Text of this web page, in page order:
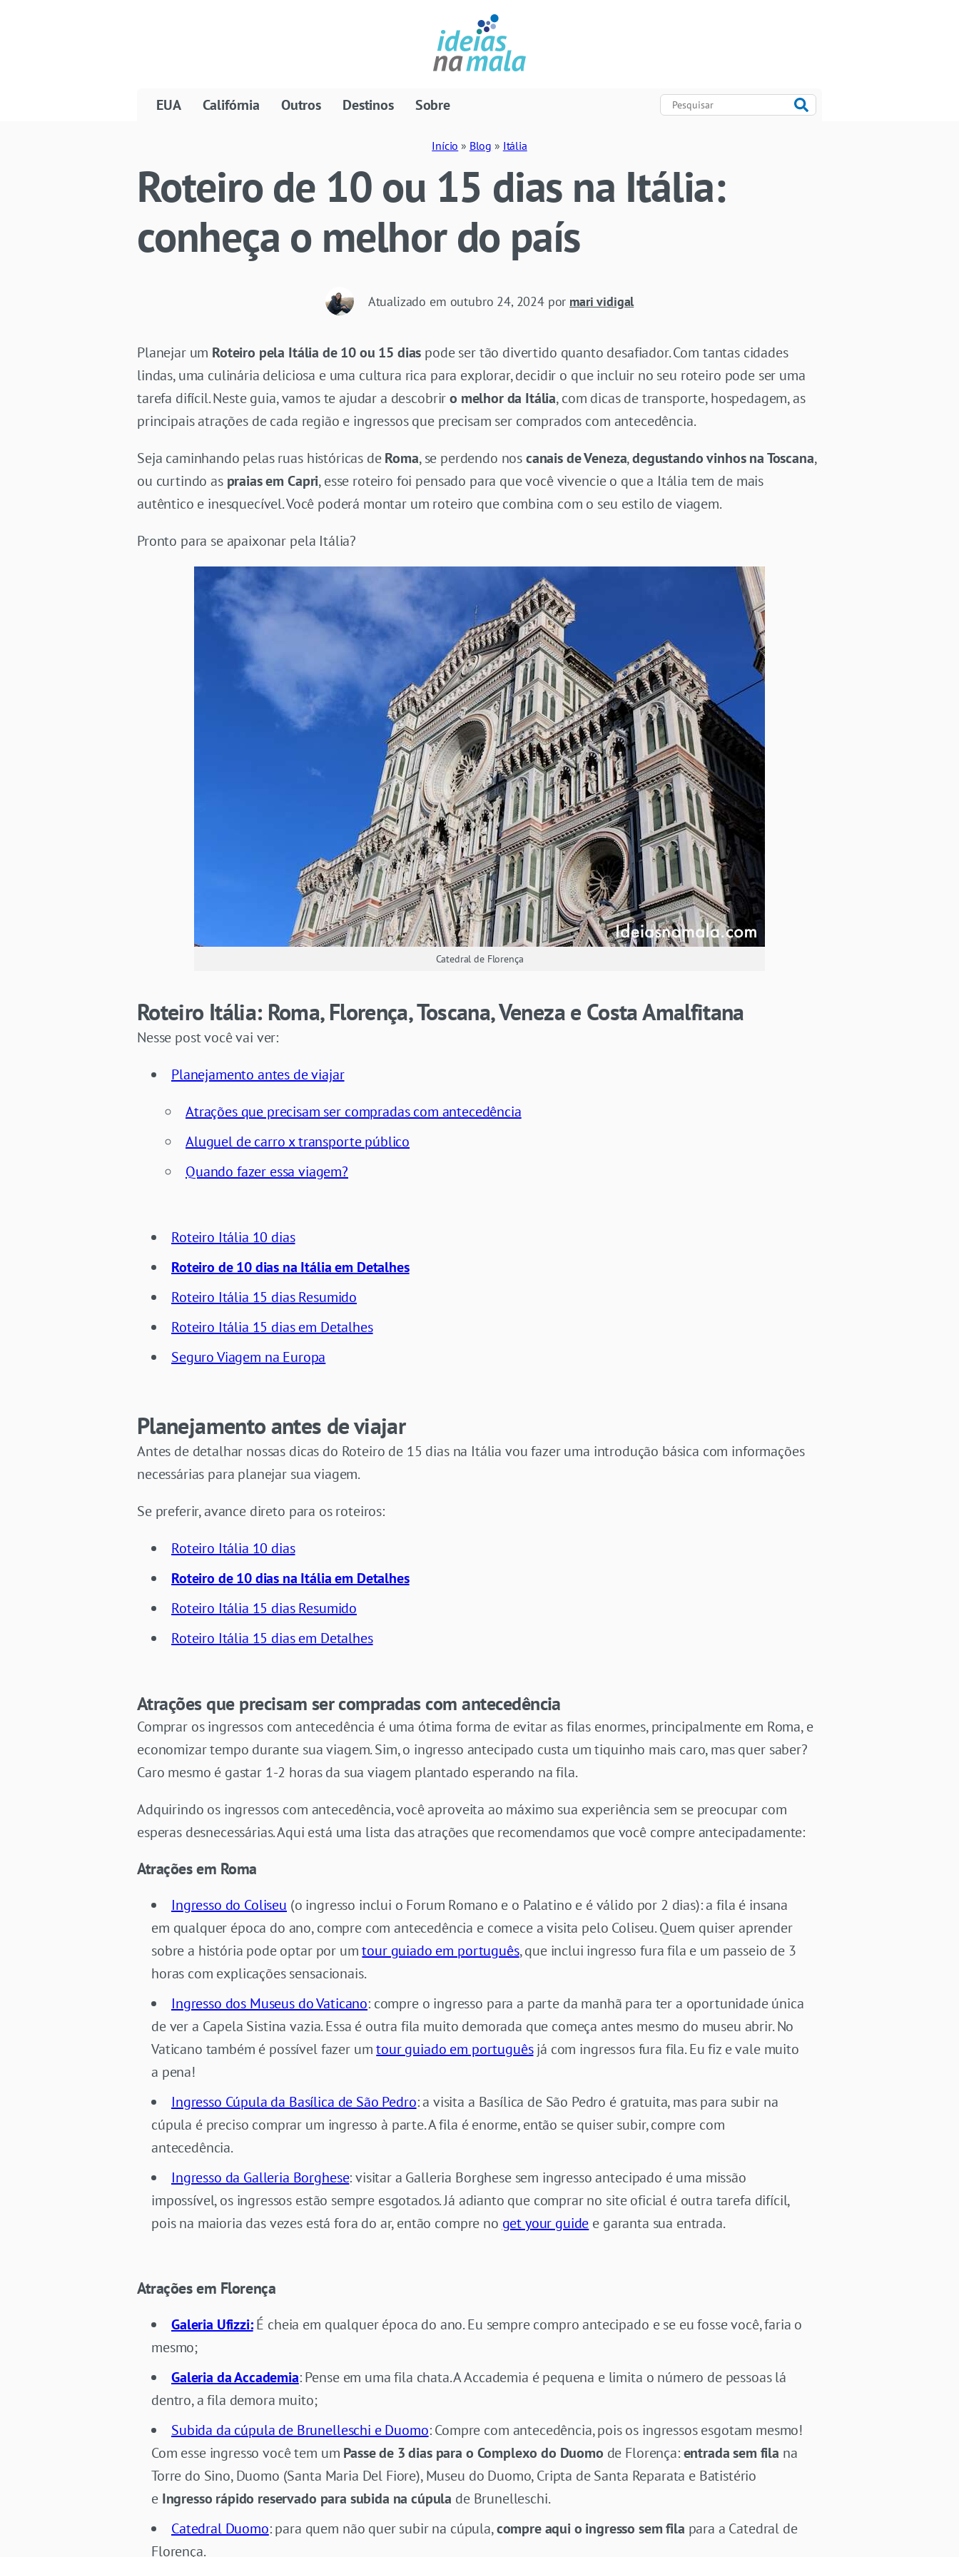
EUA Califórnia Outros Destinos Sobre
Início » Blog » Itália
Roteiro de 10 ou 15 dias na Itália:
conheça o melhor do país
Atualizado em outubro 24, 2024por mari vidigal
Planejar um Roteiro pela Itália de 10 ou 15 dias pode ser tão divertido quanto desafiador. Com tantas cidades
lindas, uma culinária deliciosa e uma cultura rica para explorar, decidir o que incluir no seu roteiro pode ser uma
tarefa difícil. Neste guia, vamos te ajudar a descobriro melhor da Itália, com dicas de transporte, hospedagem, as
principais atrações de cada região e ingressos que precisam ser comprados com antecedência.
Seja caminhando pelas ruas históricas deRoma, se perdendo noscanais de Veneza,degustando vinhos na Toscana,
ou curtindo as praias em Capri, esse roteiro foi pensado para que você vivencie o que a Itália tem de mais
autêntico e inesquecível. Você poderá montar um roteiro que combina com o seu estilo de viagem.
Pronto para se apaixonar pela Itália?
Catedral de Florença
Roteiro Itália: Roma, Florença, Toscana, Veneza e Costa Amalfitana
Nesse post você vai ver:
Planejamento antes de viajar
Atrações que precisam ser compradas com antecedência
Aluguel de carro x transporte público
Quando fazer essa viagem?
Roteiro Itália 10 dias
Roteiro de 10 dias na Itália em Detalhes
Roteiro Itália 15 dias Resumido
Roteiro Itália 15 dias em Detalhes
Seguro Viagem na Europa
Planejamento antes de viajar
Antes de detalhar nossas dicas do Roteiro de 15 dias na Itália vou fazer uma introdução básica com informações
necessárias para planejar sua viagem.
Se preferir, avance direto para os roteiros:
Roteiro Itália 10 dias
Roteiro de 10 dias na Itália em Detalhes
Roteiro Itália 15 dias Resumido
Roteiro Itália 15 dias em Detalhes
Atrações que precisam ser compradas com antecedência
Comprar os ingressos com antecedência é uma ótima forma de evitar as filas enormes, principalmente em Roma, e
economizar tempo durante sua viagem. Sim, o ingresso antecipado custa um tiquinho mais caro, mas quer saber?
Caro mesmo é gastar 1-2 horas da sua viagem plantado esperando na fila.
Adquirindo os ingressos com antecedência, você aproveita ao máximo sua experiência sem se preocupar com
esperas desnecessárias. Aqui está uma lista das atrações que recomendamos que você compre antecipadamente:
Atrações em Roma
Ingresso do Coliseu (o ingresso inclui o Forum Romano e o Palatino e é válido por 2 dias): a fila é insana
em qualquer época do ano, compre com antecedência e comece a visita pelo Coliseu. Quem quiser aprender
sobre a história pode optar por umtour guiado em português, que inclui ingresso fura fila e um passeio de 3
horas com explicações sensacionais.
Ingresso dos Museus do Vaticano: compre o ingresso para a parte da manhã para ter a oportunidade única
de ver a Capela Sistina vazia. Essa é outra fila muito demorada que começa antes mesmo do museu abrir. No
Vaticano também é possível fazer umtour guiado em portuguêsjá com ingressos fura fila. Eu fiz e vale muito
a pena!
Ingresso Cúpula da Basílica de São Pedro: a visita a Basílica de São Pedro é gratuita, mas para subir na
cúpula é preciso comprar um ingresso à parte. A fila é enorme, então se quiser subir, compre com
antecedência.
Ingresso da Galleria Borghese: visitar a Galleria Borghese sem ingresso antecipado é uma missão
impossível, os ingressos estão sempre esgotados. Já adianto que comprar no site oficial é outra tarefa difícil,
pois na maioria das vezes está fora do ar, então compre no get your guide e garanta sua entrada.
Atrações em Florença
Galeria Ufizzi:É cheia em qualquer época do ano. Eu sempre compro antecipado e se eu fosse você, faria o
mesmo;
Galeria da Accademia: Pense em uma fila chata. A Accademia é pequena e limita o número de pessoas lá
dentro, a fila demora muito;
Subida da cúpula de Brunelleschi e Duomo: Compre com antecedência, pois os ingressos esgotam mesmo!
Com esse ingresso você tem um Passe de 3 dias para o Complexo do Duomo de Florença:entrada sem fila na
Torre do Sino, Duomo (Santa Maria Del Fiore), Museu do Duomo, Cripta de Santa Reparata e Batistério
e Ingresso rápido reservado para subida na cúpula de Brunelleschi.
Catedral Duomo: para quem não quer subir na cúpula,compre aqui o ingresso sem fila para a Catedral de
Florença.